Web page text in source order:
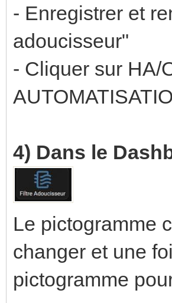
triggers:
- entity_id:
from:
to: "on"
trigger:
conditions: []
actions:
- data:
title:
message:
Il est
- Enregistrer et
adoucisseur"
- Cliquer sur HA/
4) Dans le
Le pictogramme
changer et une
pictogramme